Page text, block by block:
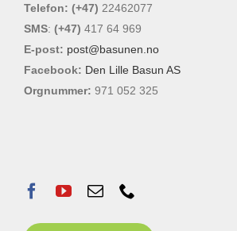
Telefon: (+47) 22462077
SMS: (+47) 417 64 969
E-post: post@basunen.no
Facebook: Den Lille Basun AS
Orgnummer: 971 052 325